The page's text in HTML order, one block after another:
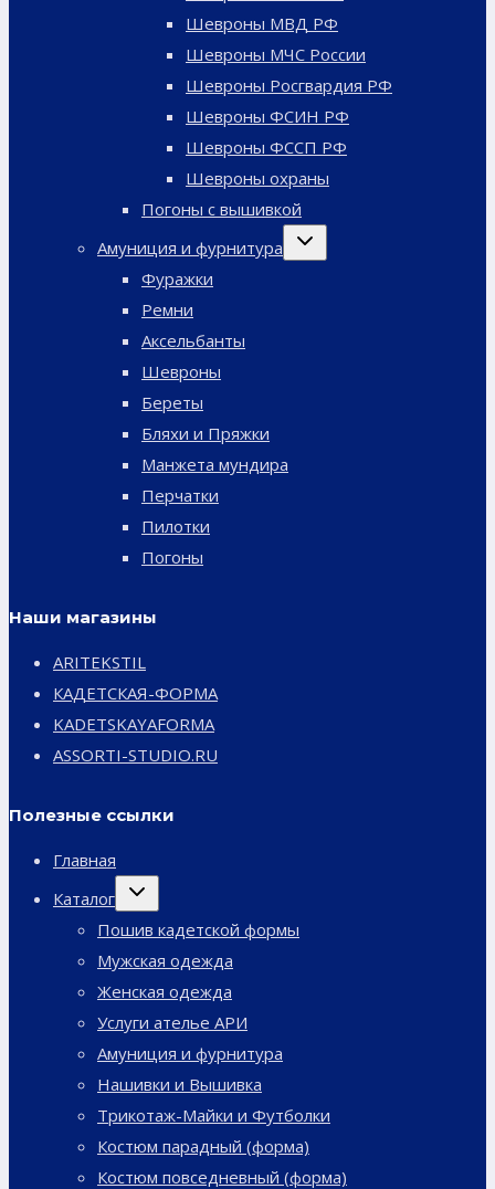
Шевроны МВД РФ
Шевроны МЧС России
Шевроны Росгвардия РФ
Шевроны ФСИН РФ
Шевроны ФССП РФ
Шевроны охраны
Погоны с вышивкой
Амуниция и фурнитура
Переключить
дочернее
Фуражки
Ремни
Аксельбанты
Шевроны
Береты
Бляхи и Пряжки
Манжета мундира
Перчатки
Пилотки
Погоны
Наши магазины
ARITEKSTIL
КАДЕТСКАЯ-ФОРМА
KADETSKAYAFORMA
ASSORTI-STUDIO.RU
Полезные ссылки
Главная
Каталог
Переключить
дочернее
Пошив кадетской формы
Мужская одежда
Женская одежда
Услуги ателье АРИ
Амуниция и фурнитура
Нашивки и Вышивка
Трикотаж-Майки и Футболки
Костюм парадный (форма)
Костюм повседневный (форма)